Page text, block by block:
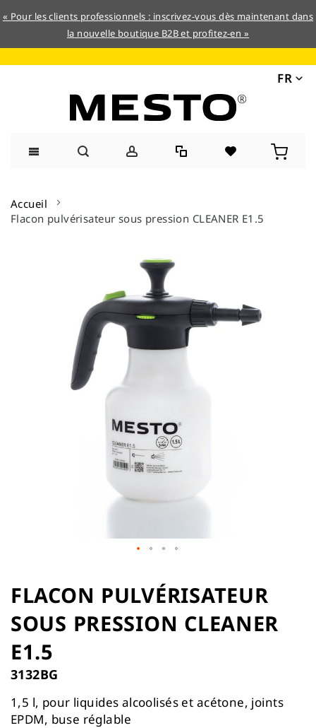
« Pour les clients professionnels : inscrivez-vous dès maintenant dans
la nouvelle boutique B2B et profitez-en »
FR
contenu
Accueil
Flacon pulvérisateur sous pression CLEANER E1.5
to
the
beginning
of
the
images
FLACON PULVÉRISATEUR
SOUS PRESSION CLEANER
E1.5
3132BG
1,5 l, pour liquides alcoolisés et acétone, joints
EPDM, buse réglable